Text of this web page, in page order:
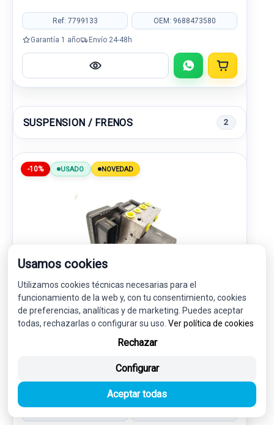
Ref: 7799133 OEM: 9688473580
Garantía 1 año Envío 24-48h
SUSPENSION / FRENOS 2
-10% USADO NOVEDAD
ABS 9666543280 0265951245 0265230737
81,68 €
Usamos cookies
Utilizamos cookies técnicas necesarias para el
funcionamiento de la web y, con tu consentimiento, cookies
de preferencias, analíticas y de marketing. Puedes aceptar
todas, rechazarlas o configurar su uso. Ver política de cookies
Rechazar
Configurar
Aceptar todas